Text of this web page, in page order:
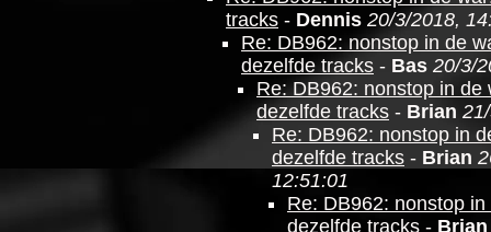
tracks - Dennis 20/3/2018,
Re: DB962: nonstop in de
dezelfde tracks - Bas 20/3/
Re: DB962: nonstop in de
dezelfde tracks - Brian
Re: DB962: nonstop in
dezelfde tracks - Brian
12:51:01
Re: DB962: nonstop
dezelfde tracks - Brian